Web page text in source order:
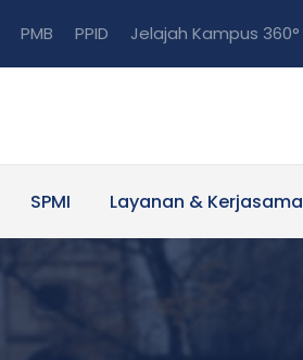
PMB PPID Jelajah Kampus 360°
SPMI Layanan & Kerjasama